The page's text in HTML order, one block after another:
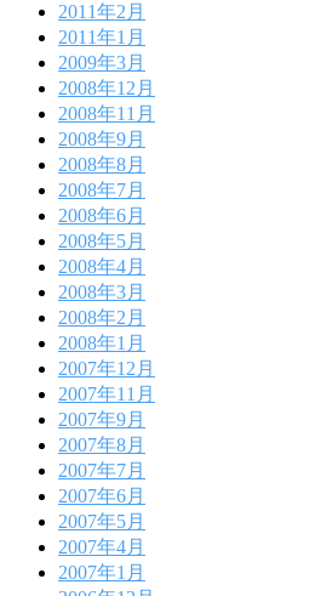
2011年2月
2011年1月
2009年3月
2008年12月
2008年11月
2008年9月
2008年8月
2008年7月
2008年6月
2008年5月
2008年4月
2008年3月
2008年2月
2008年1月
2007年12月
2007年11月
2007年9月
2007年8月
2007年7月
2007年6月
2007年5月
2007年4月
2007年1月